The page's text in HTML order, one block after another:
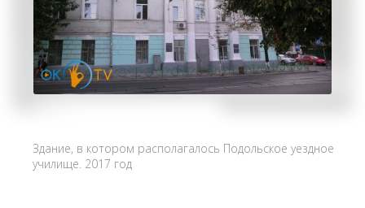
Здание, в котором располагалось Подольское уездное
училище. 2017 год